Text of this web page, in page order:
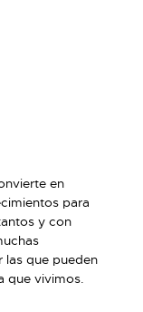
en
para
y con
las que pueden
que vivimos.